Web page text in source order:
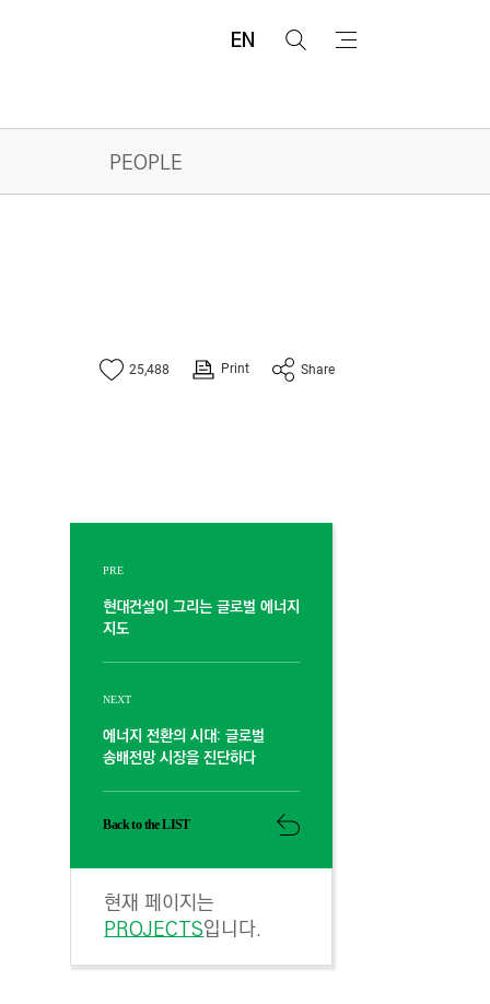
EN
검
PEOPLE
25,488 Print Share
PRE
현대건설이 그리는 글로벌 에너지
지도
NEXT
에너지 전환의 시대: 글로벌
송배전망 시장을 진단하다
Back to the LIST
현재 페이지는
PROJECTS입니다.